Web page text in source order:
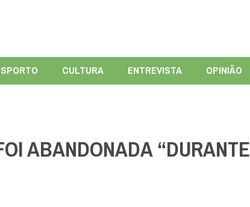
CULTURA ENTREVISTA OPINIÃO
ABANDONADA “DURANTE